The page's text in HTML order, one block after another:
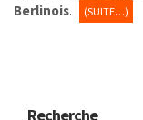
Berlinois. (SUITE…)
Recherche